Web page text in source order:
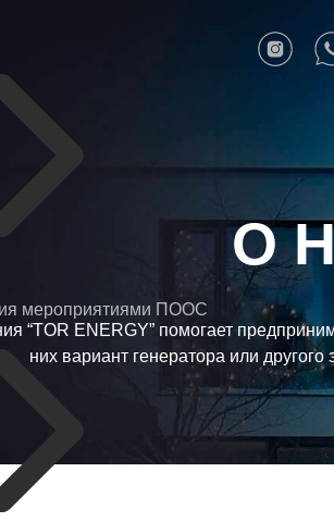
мероприятиями ПООС
О
“TOR ENERGY” помогает
них вариант генератора или другого